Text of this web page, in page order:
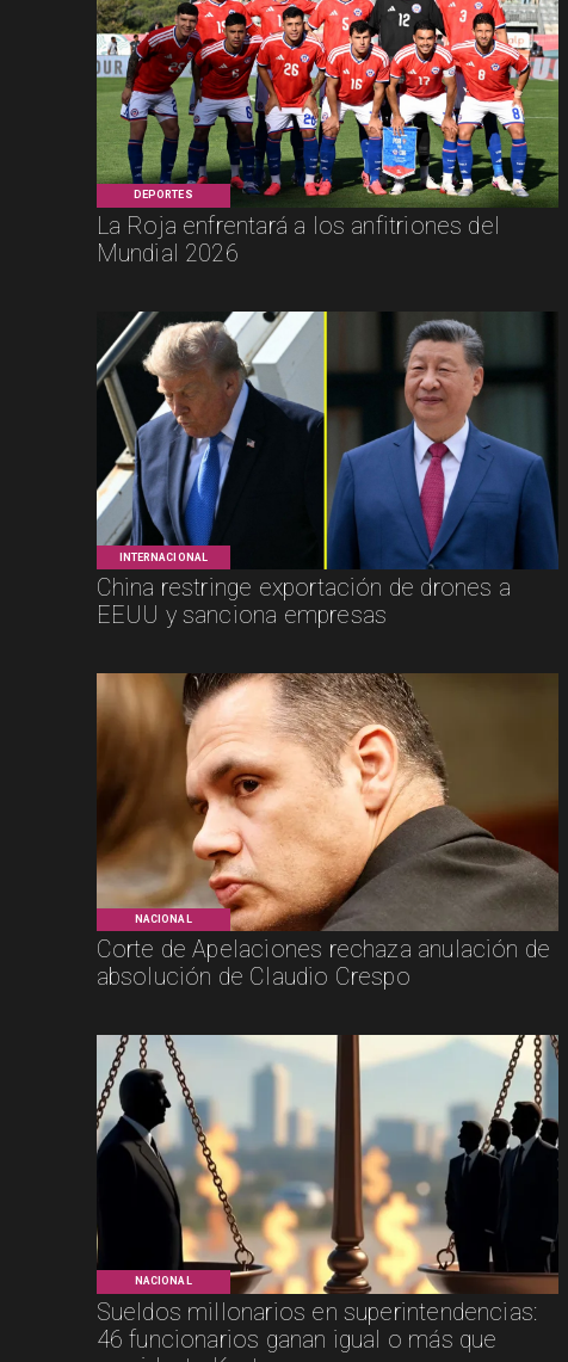
DEPORTES
La Roja enfrentará a los anfitriones del
Mundial 2026
INTERNACIONAL
China restringe exportación de drones a
EEUU y sanciona empresas
NACIONAL
Corte de Apelaciones rechaza anulación de
absolución de Claudio Crespo
NACIONAL
Sueldos millonarios en superintendencias:
46 funcionarios ganan igual o más que